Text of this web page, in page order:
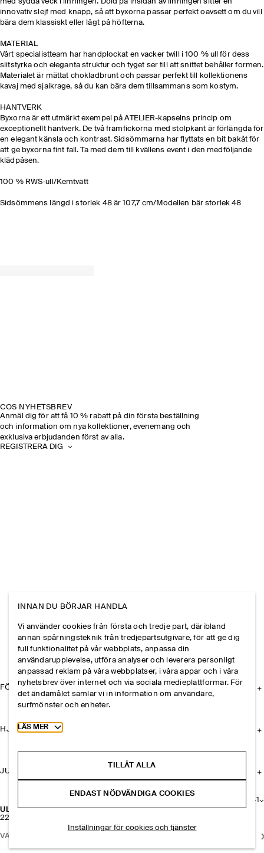
innovativ slejf med knapp, så att byxorna passar perfekt oavsett om du vill
bära dem klassiskt eller lågt på höfterna.
MATERIAL​
Vårt specialistteam har handplockat en vacker twill i 100 % ull för dess
slitstyrka och eleganta struktur och tyget ser till att snittet behåller formen.
Materialet är mättat chokladbrunt och passar perfekt till kollektionens
kavaj med sjalkrage, så du kan bära dem tillsammans som kostym.
HANTVERK​
Byxorna är ett utmärkt exempel på ATELIER-kapselns princip om
exceptionellt hantverk. De två framfickorna med stolpkant är förlängda för
en elegant känsla och kontrast. Sidsömmarna har flyttats en bit bakåt för
att ge byxorna fint fall. Ta med dem till kvällens event i den medföljande
klädpåsen.
100 % RWS-ull/Kemtvätt
Sidsömmens längd i storlek 48 är 107,7 cm/Modellen bär storlek 48
ULLBYXOR MED PRESSVECK
2200 kr
+1
VÄLJ STORLEK
COS NYHETSBREV
Anmäl dig för att få 10 % rabatt på din första beställning
och information om nya kollektioner, evenemang och
exklusiva erbjudanden först av alla.
REGISTRERA DIG
FÖRETAGET
HJÄLP
JURIDISK INFORMATION
INNAN DU BÖRJAR HANDLA
Vi använder cookies från första och tredje part, däribland
annan spårningsteknik från tredjepartsutgivare, för att ge dig
full funktionalitet på vår webbplats, anpassa din
användarupplevelse, utföra analyser och leverera personligt
anpassad reklam på våra webbplatser, i våra appar och i våra
nyhetsbrev över internet och via sociala medieplattformar. För
det ändamålet samlar vi in information om användare,
surfmönster och enheter.
Toggle more cookie information
LÄS MER
TILLÅT ALLA
ENDAST NÖDVÄNDIGA COOKIES
Inställningar för cookies och tjänster